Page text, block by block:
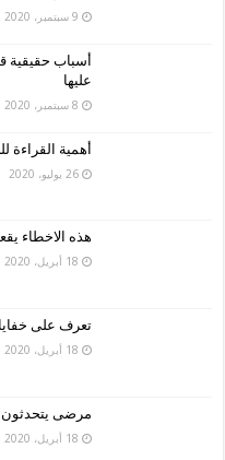
9 سبتمبر، 2020
أسباب حقيقية
عليها
8 سبتمبر، 2020
أهمية القراءة
26 يوليو، 2020
هذه الاخطاء
18 أبريل، 2020
تعرف على
18 أبريل، 2020
مرضى يتحدثون
18 أبريل، 2020